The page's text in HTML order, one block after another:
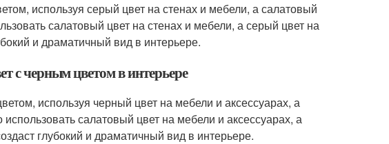
используя серый цвет на стенах и мебели, а салатовый
салатовый цвет на стенах и мебели, а серый цвет на
и драматичный вид в интерьере.
с черным цветом в интерьере
используя черный цвет на мебели и аксессуарах, а
салатовый цвет на мебели и аксессуарах, а
глубокий и драматичный вид в интерьере.